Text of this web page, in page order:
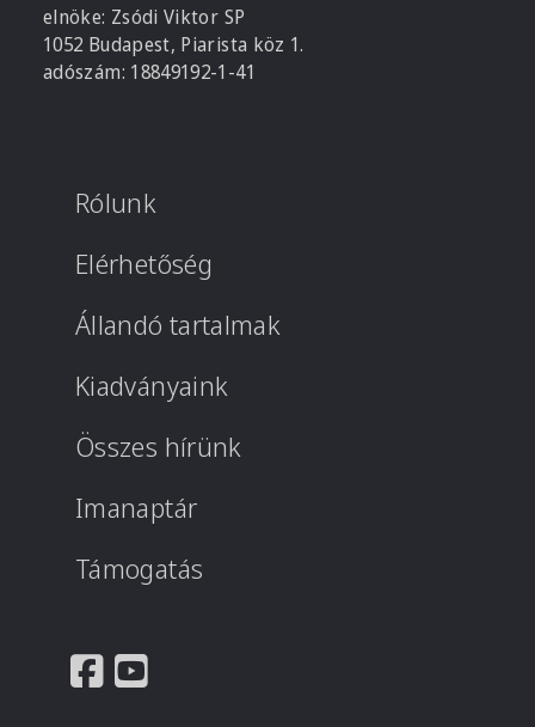
elnöke: Zsódi Viktor SP
1052 Budapest, Piarista köz 1.
adószám: 18849192-1-41
Rólunk
Elérhetőség
Állandó tartalmak
Kiadványaink
Összes hírünk
Imanaptár
Támogatás